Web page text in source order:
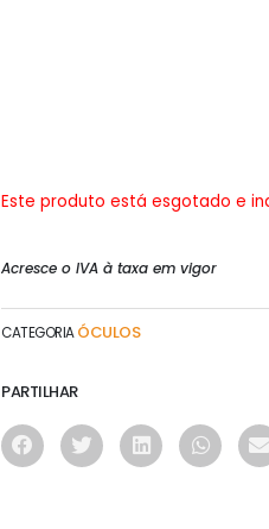
Este produto está esgotado e
Acresce o IVA à taxa em vigor
CATEGORIA ÓCULOS
PARTILHAR